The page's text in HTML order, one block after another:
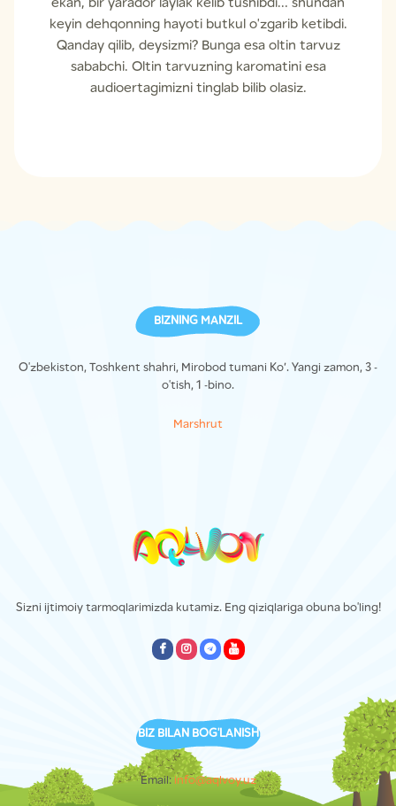
ekan, bir yarador laylak kelib tushibdi… shundan
keyin dehqonning hayoti butkul o'zgarib ketibdi.
Qanday qilib, deysizmi? Bunga esa oltin tarvuz
sababchi. Oltin tarvuzning karomatini esa
audioertagimizni tinglab bilib olasiz.
BIZNING MANZIL
O'zbekiston, Toshkent shahri, Mirobod tumani Ko’. Yangi zamon, 3 -
o'tish, 1 -bino.
Marshrut
Sizni ijtimoiy tarmoqlarimizda kutamiz. Eng qiziqlariga obuna bo'ling!
emptyemptyemptyempty
BIZ BILAN BOG'LANISH
Email: info@aqlvoy.uz